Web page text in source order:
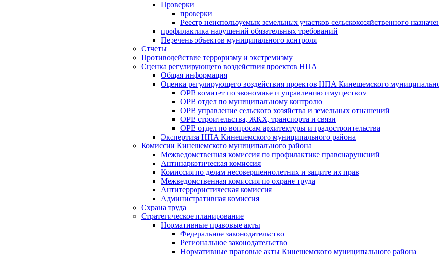
Проверки
проверки
Реестр неиспользуемых земельных участков сельскохозяйственного
профилактика нарушений обязательных требований
Перечень объектов муниципального контроля
Отчеты
Противодействие терроризму и экстремизму
Оценка регулирующего воздействия проектов НПА
Общая информация
Оценка регулирующего воздействия проектов НПА Кинешемского
ОРВ комитет по экономике и управлению имуществом
ОРВ отдел по муниципальному контролю
ОРВ управление сельского хозяйства и земельных отнашений
ОРВ строительства, ЖКХ, транспорта и связи
ОРВ отдел по вопросам архитектуры и градостроительства
Экспертиза НПА Кинешемского муниципального района
Комиссии Кинешемского муниципального района
Межведомственная комиссия по профилактике правонарушений
Антинаркотическая комиссия
Комиссия по делам несовершеннолетних и защите их прав
Межведомственная комиссия по охране труда
Антитеррористическая комиссия
Административная комиссия
Охрана труда
Стратегическое планирование
Нормативные правовые акты
Федеральное законодательство
Региональное законодательство
Нормативные правовые акты Кинешемского муниципального района